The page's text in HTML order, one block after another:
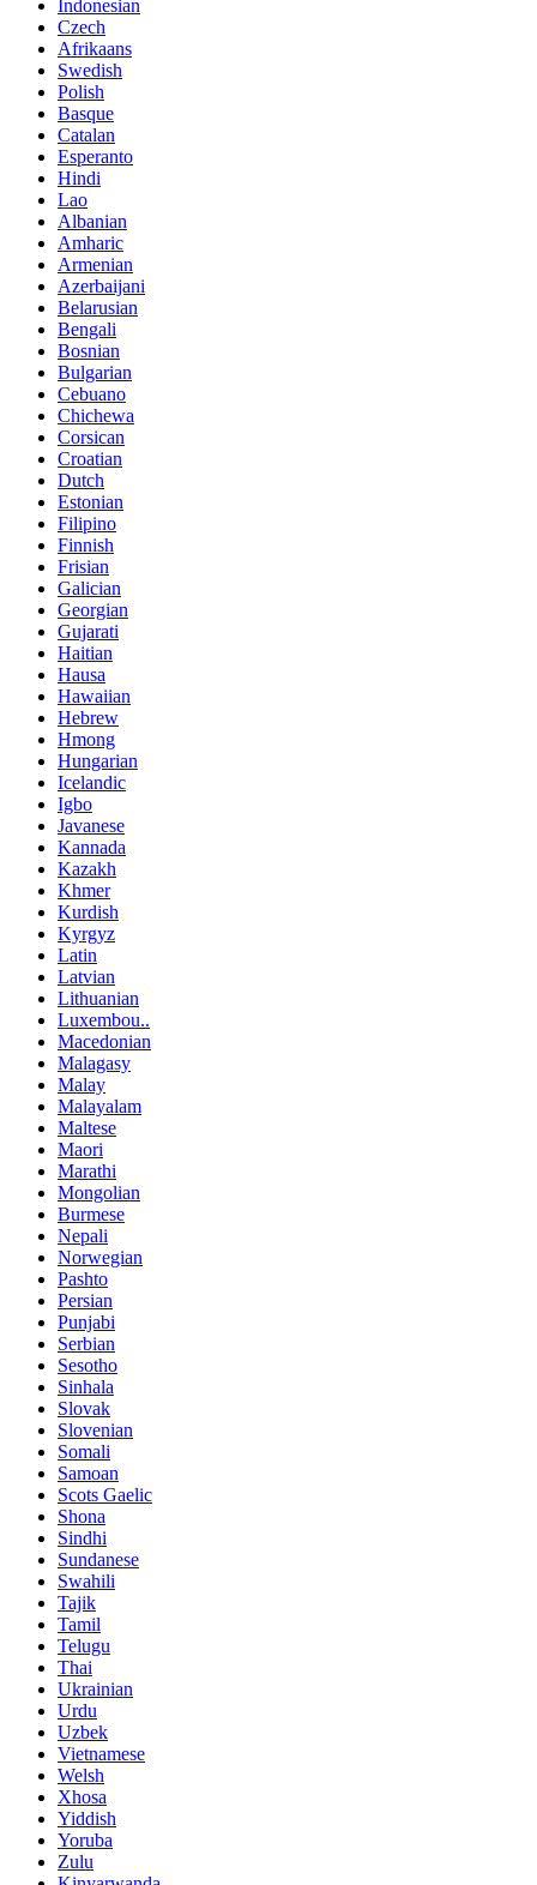
Indonesian
Czech
Afrikaans
Swedish
Polish
Basque
Catalan
Esperanto
Hindi
Lao
Albanian
Amharic
Armenian
Azerbaijani
Belarusian
Bengali
Bosnian
Bulgarian
Cebuano
Chichewa
Corsican
Croatian
Dutch
Estonian
Filipino
Finnish
Frisian
Galician
Georgian
Gujarati
Haitian
Hausa
Hawaiian
Hebrew
Hmong
Hungarian
Icelandic
Igbo
Javanese
Kannada
Kazakh
Khmer
Kurdish
Kyrgyz
Latin
Latvian
Lithuanian
Luxembou..
Macedonian
Malagasy
Malay
Malayalam
Maltese
Maori
Marathi
Mongolian
Burmese
Nepali
Norwegian
Pashto
Persian
Punjabi
Serbian
Sesotho
Sinhala
Slovak
Slovenian
Somali
Samoan
Scots Gaelic
Shona
Sindhi
Sundanese
Swahili
Tajik
Tamil
Telugu
Thai
Ukrainian
Urdu
Uzbek
Vietnamese
Welsh
Xhosa
Yiddish
Yoruba
Zulu